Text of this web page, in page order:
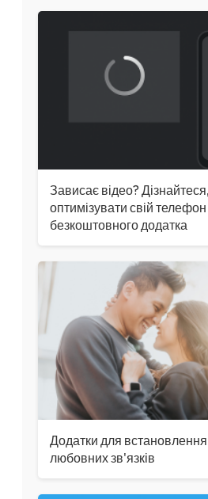
Зависає відео?
оптимізувати свій
безкоштовного додатка
Додатки для
любовних зв'язків